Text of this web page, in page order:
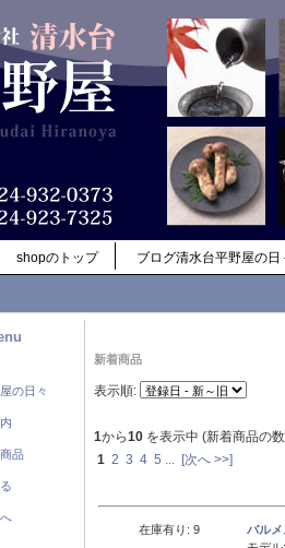
shopのトップ ブログ清水台平野屋の日
の日々
品
新着商品
表示順:
1から10 を表示中 (新着商品の
1 2 3 4 5 [次へ >>]
在庫有り: 9
バル